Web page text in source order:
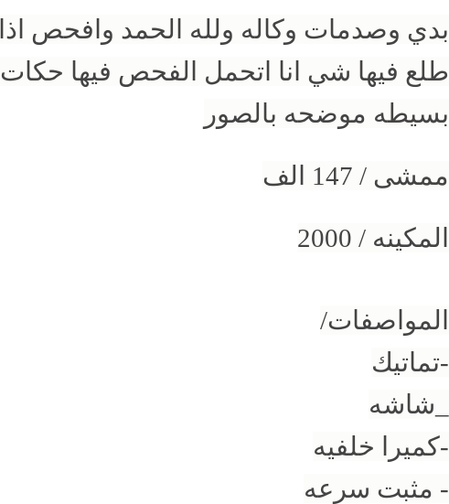
بدي وصدمات وكاله ولله الحمد وافحص اذا
طلع فيها شي انا اتحمل الفحص فيها حكات
بسيطه موضحه بالصور
ممشى / 147 الف
المكينه / 2000
المواصفات/
-تماتيك
_شاشه
-كميرا خلفيه
‏- مثبت سرعه